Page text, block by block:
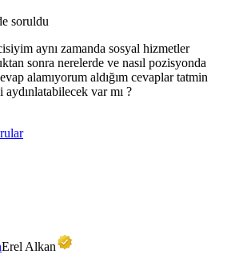
soruldu
aynı zamanda sosyal hizmetler
sonra nerelerde ve nasıl pozisyonda
alamıyorum aldığım cevaplar tatmin
var mı ?
Erel Alkan